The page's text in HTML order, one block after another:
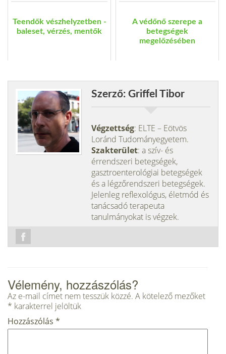
Teendők vészhelyzetben -
baleset, vérzés, mentők
A védőnő szerepe a
betegségek
megelőzésében
Szerző: Griffel Tibor
Végzettség: ELTE – Eötvös
Loránd Tudományegyetem.
Szakterület: a szív- és
érrendszeri betegségek,
gasztroenterológiai betegségek
és a légzőrendszeri betegségek.
Jelenleg reflexológus, életmód és
tanácsadó terapeuta
tanulmányokat is végzek.
Vélemény, hozzászólás?
Az e-mail címet nem tesszük közzé. A kötelező mezőket
* karakterrel jelöltük
Hozzászólás *